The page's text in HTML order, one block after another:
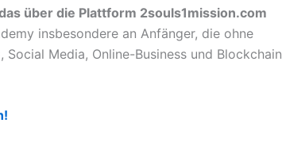
über die Plattform 2souls1mission.com
insbesondere an Anfänger, die ohne
Media, Online-Business und Blockchain